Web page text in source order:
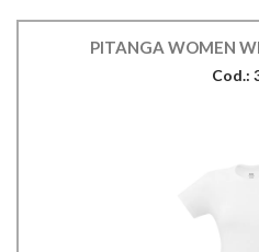
PITANGA WOMEN
Cod.: